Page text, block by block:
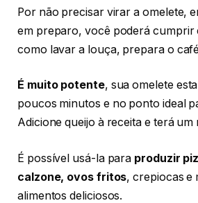
Por não precisar virar a omelete,
em preparo, você poderá cumprir
como lavar a louça, prepara o
É muito potente, sua omelete
poucos minutos e no ponto ideal
Adicione queijo à receita e terá
É possível usá-la para produzir
calzone, ovos fritos, crepiocas e
alimentos deliciosos.